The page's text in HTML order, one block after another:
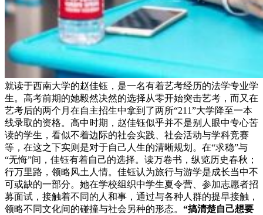
就读于西南大学的赵佳钰，是一名有着艺考经历的法学专业学
生。高考前期的她毅然决然的选择从零开始突击艺考，而又在
艺考后的两个月在自主招生中拿到了两所“211”大学降至一本
线录取的资格。高中时期，赵佳钰似乎并不是别人眼中专心苦
读的学生，看似不着边际的社会实践、社会活动与学科竞赛
等，在这之下实则是对于自己人生的清晰规划。在“求稳”与
“无悔”间，佳钰有着自己的选择。读万卷书，纵览历史春秋；
行万里路，领略风土人情。佳钰认为旅行与游学是成长当中不
可或缺的一部分。她在学校组织中学生夏令营、参加志愿者招
募面试，接触着不同的人和事，通过与各种人群的提早接触，
领略不同文化间的碰撞与社会另种的形态。 “搞清楚自己想要